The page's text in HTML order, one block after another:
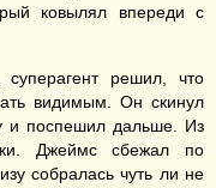
ковылял впереди с
решил, что
видимым. Он скинул
и поспешил дальше. Из
Джеймс сбежал по
собралась чуть ли не